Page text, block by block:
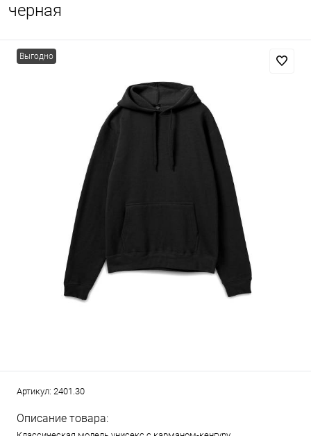
черная
Выгодно
Артикул: 2401.30
Описание товара: